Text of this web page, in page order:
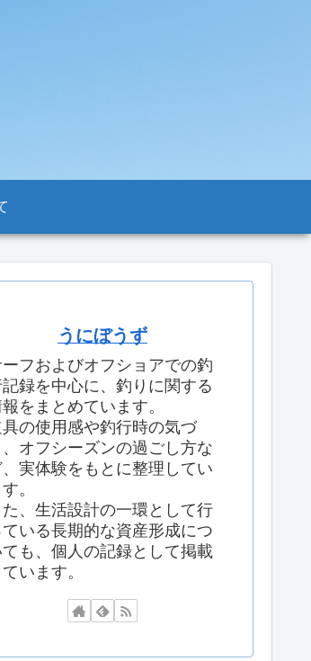
うにぼうず
フおよびオフショアでの釣
録を中心に、釣りに関する
をまとめています。
の使用感や釣行時の気づ
、オフシーズンの過ごし方な
、実体験をもとに整理してい
。
た、生活設計の一環として行
ている長期的な資産形成につ
ても、個人の記録として掲載
ています。